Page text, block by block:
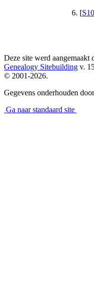
[S10
Deze site werd aangemaakt
Genealogy Sitebuilding v.
© 2001-2026.
Gegevens onderhouden
Ga naar standaard site